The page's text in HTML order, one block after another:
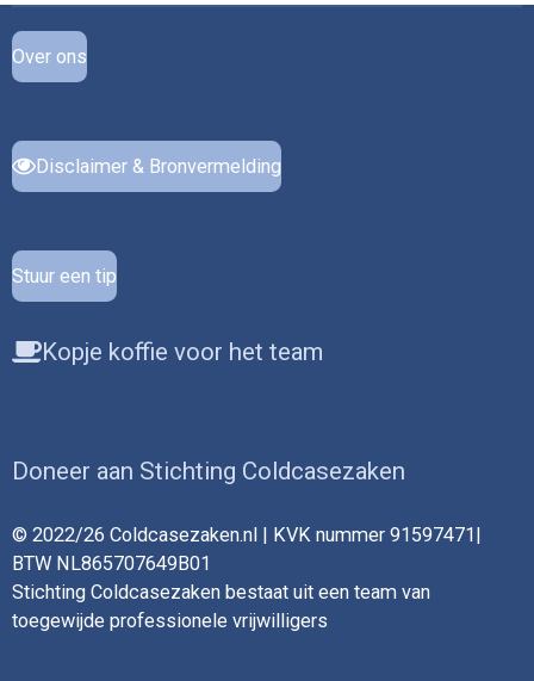
Over ons
Disclaimer & Bronvermelding
Stuur een tip
Kopje koffie voor het team
Doneer aan Stichting Coldcasezaken
© 2022/26 Coldcasezaken.nl | KVK nummer 91597471|
BTW NL865707649B01
Stichting Coldcasezaken bestaat uit een team van
toegewijde professionele vrijwilligers